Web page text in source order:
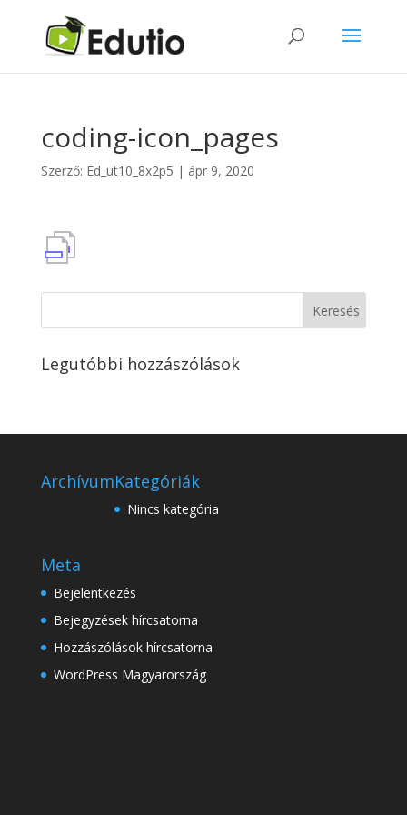
coding-icon_pages
Szerző: Ed_ut10_8x2p5 | ápr 9, 2020
Legutóbbi hozzászólások
ArchívumKategóriák
Nincs kategória
Meta
Bejelentkezés
Bejegyzések hírcsatorna
Hozzászólások hírcsatorna
WordPress Magyarország